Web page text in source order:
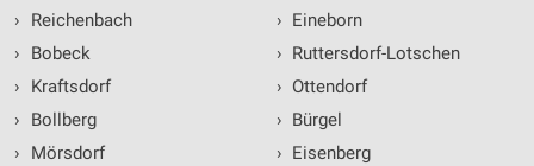
›
Reichenbach
›
Bobeck
›
Kraftsdorf
›
Bollberg
›
Mörsdorf
› Eineborn
› Ruttersdorf-Lotschen
› Ottendorf
› Bürgel
› Eisenberg
Werbung